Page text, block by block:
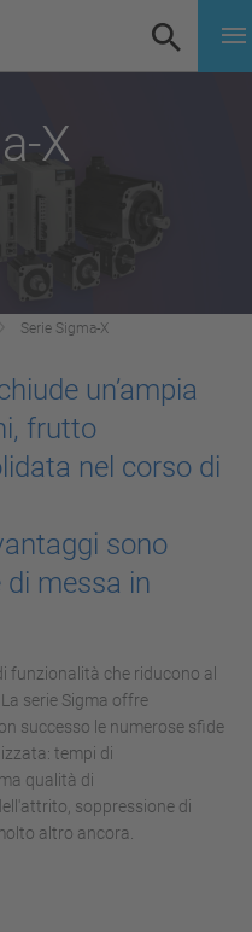
X
Serie Sigma-X
un’ampia
frutto
nel corso di
sono
messa in
funzionalità che riducono al
serie Sigma offre
successo le numerose sfide
tempi di
qualità di
soppressione di
altro ancora.